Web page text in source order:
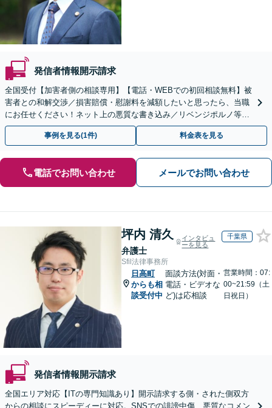
発信者情報開示請求
全国受付【加害者側の相談専用】【電話・WEBでの初回相談無料】被
害者との和解交渉／損害賠償・慰謝料を減額したいと思ったら、当職
にお任せください！ネット上の悪質な書き込み／リベンジポルノ等、
代表弁護士が最後まで対応【関東エリア以外の相談も可】
事例を見る(1件) 料金表を見る
電話でお問い合わせ メールでお問い合わせ
坪内 清久
弁護士
インタビュ
ーを見る
千葉県
Sfil法律事務所
日高町
からも相
談受付中
面談方法(対面・
電話・ビデオな
ど)は応相談
営業時間：07:
00~21:59（土
日祝日）
発信者情報開示請求
全国エリア対応【ITの専門知識あり】開示請求する側・された側双方
からの相談にスピーディーに対応。SNSでの誹謗中傷、悪質なコメン